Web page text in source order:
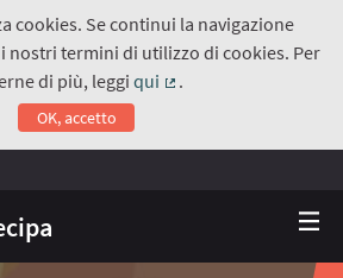
cookies. Se continui la navigazione
nostri termini di utilizzo di cookies. Per
di più, leggiqui
.
OK, accetto